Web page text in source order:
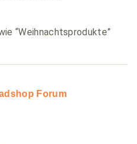
“Weihnachtsprodukte”
Forum